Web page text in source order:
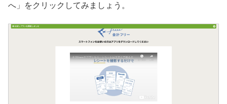
へ」をクリックしてみましょう。